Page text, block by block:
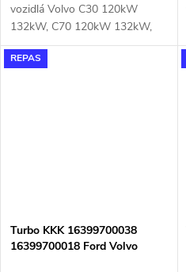
vozidlá Volvo C30 120kW
132kW, C70 120kW 132kW,
S40 120kW 132kW, S60 90kW
93kW 120kW 136kW, S80 120
REPAS
Turbo KKK 16399700038
16399700018 Ford Volvo